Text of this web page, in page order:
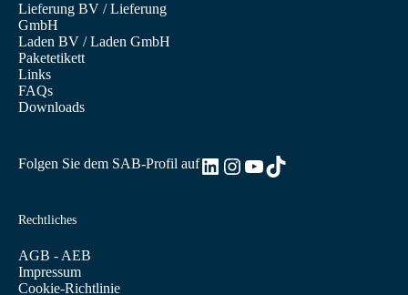
Lieferung BV /Lieferung
GmbH
Laden BV /Laden GmbH
Paketetikett
Links
FAQs
Downloads
Rechtliches
AGB - AEB
Impressum
Cookie-Richtlinie
Folgen Sie dem SAB-Profil aufLinkedIn
Instagram
YouTube
TikTok